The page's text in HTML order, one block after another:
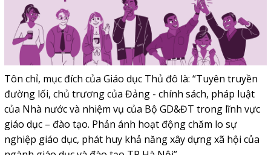
Tôn chỉ, mục đích của Giáo dục Thủ đô là: “Tuyên truyền
đường lối, chủ trương của Đảng - chính sách, pháp luật
của Nhà nước và nhiệm vụ của Bộ GD&ĐT trong lĩnh vực
giáo dục – đào tạo. Phản ánh hoạt động chăm lo sự
nghiệp giáo dục, phát huy khả năng xây dựng xã hội của